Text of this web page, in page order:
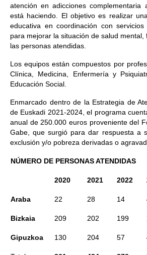
atención en adicciones
está haciendo. El objetivo es realizar
educativa en coordinación con
para mejorar la situación de salud mental,
las personas atendidas.
Los equipos están compuestos por
Clínica, Medicina, Enfermería y
Educación Social.
Enmarcado dentro de la Estrategia de
de Euskadi 2021-2024, el programa
anual de 250.000 euros proveniente del
Gabe, que surgió para dar respuesta a
exclusión y/o pobreza derivadas o
NÚMERO DE PERSONAS ATENDIDAS
2020 2021 2022
Araba 22 28 14
Bizkaia 209 202 199
Gipuzkoa 130 204 57